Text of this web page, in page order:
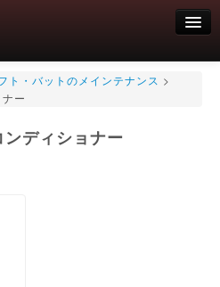
問合せくださいませ！
ト・バットのメインテナンス >
ー
ディショナー